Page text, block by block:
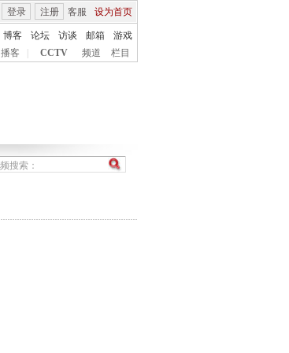
客服 设为首页
登录 注册
博客 论坛 访谈 邮箱
游戏
播客 CCTV 频道 栏目